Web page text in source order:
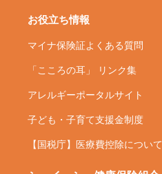
お役立ち情報
マイナ保険証よくある質問
「こころの耳」 リンク集
アレルギーポータルサイト
子ども・子育て支援金制度
【国税庁】医療費控除について